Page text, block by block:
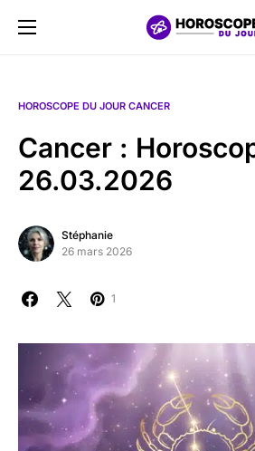
HOROSCOPE DU JOUR CANCER
Cancer :
26.03.2026
Stéphanie
26 mars 2026
1